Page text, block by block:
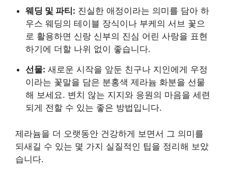
웨딩 및 파티: 진실한 애정이라는 의미를 담아 하
우스 웨딩의 테이블 장식이나 부케의 서브 꽃으
로 활용하면 신랑 신부의 진심 어린 사랑을 표현
하기에 더할 나위 없이 좋습니다.
선물: 새로운 시작을 앞둔 친구나 지인에게 우정
이라는 꽃말을 담은 분홍색 제라늄 화분을 선물
해 보세요. 변치 않는 지지와 응원의 마음을 세련
되게 전할 수 있는 좋은 방법입니다.
제라늄을 더 오랫동안 건강하게 보면서 그 의미를
되새길 수 있는 몇 가지 실질적인 팁을 정리해 보았
습니다.